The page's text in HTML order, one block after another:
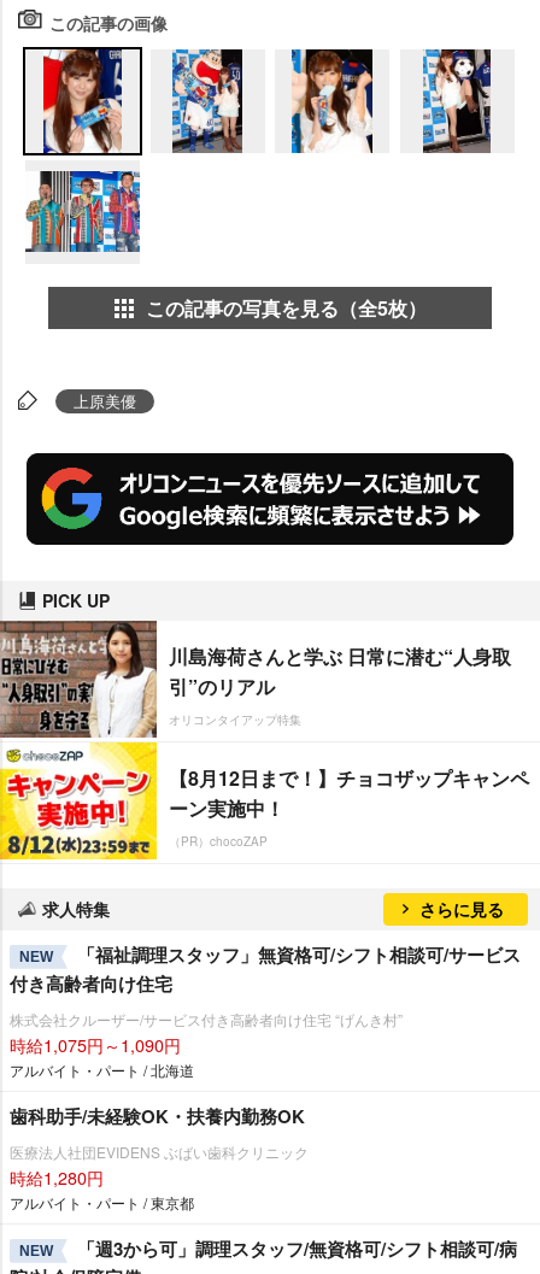
この記事の画像
この記事の写真を見る（全5枚）
上原美優
PICK UP
川島海荷さんと学ぶ 日常に潜む“人身取
引”のリアル
オリコンタイアップ特集
【8月12日まで！】チョコザップキャンペ
ーン実施中！
（PR）chocoZAP
求人特集 さらに見る
NEW
「福祉調理スタッフ」無資格可/シフト相談可/サービス
付き高齢者向け住宅
株式会社クルーザー/サービス付き高齢者向け住宅 “げんき村”
時給1,075円～1,090円
アルバイト・パート / 北海道
歯科助手/未経験OK・扶養内勤務OK
医療法人社団EVIDENS ぶばい歯科クリニック
時給1,280円
アルバイト・パート / 東京都
NEW
「週3から可」調理スタッフ/無資格可/シフト相談可/病